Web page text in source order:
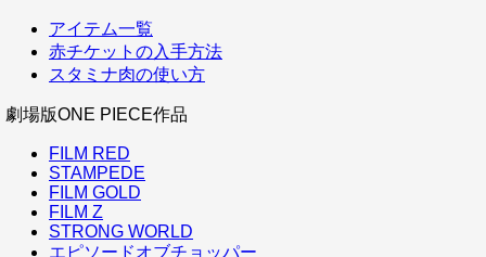
アイテム一覧
赤チケットの入手方法
スタミナ肉の使い方
劇場版ONE PIECE作品
FILM RED
STAMPEDE
FILM GOLD
FILM Z
STRONG WORLD
エピソードオブチョッパー